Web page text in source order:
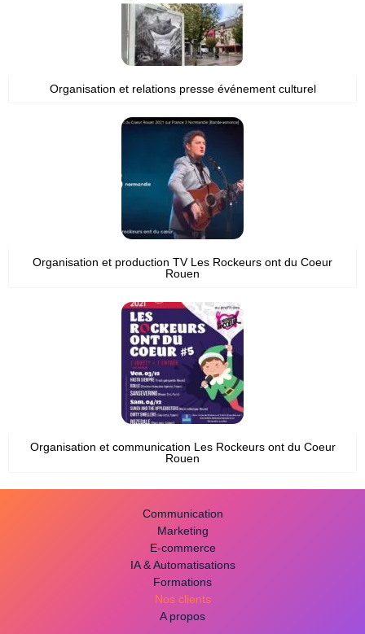
Organisation et relations presse événement culturel
Organisation et production TV Les Rockeurs ont du Coeur
Rouen
Organisation et communication Les Rockeurs ont du Coeur
Rouen
Communication
Marketing
E-commerce
IA & Automatisations
Formations
Nos clients
A propos